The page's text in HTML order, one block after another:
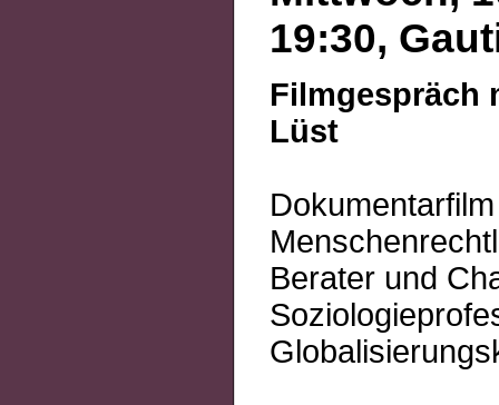
19:30,
Filmgespräch
Lüst
Berater und